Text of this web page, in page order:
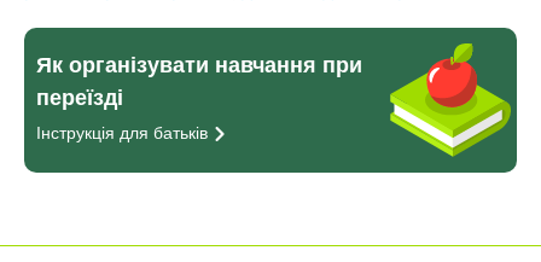
Як організувати навчання при
переїзді
Інструкція для батьків